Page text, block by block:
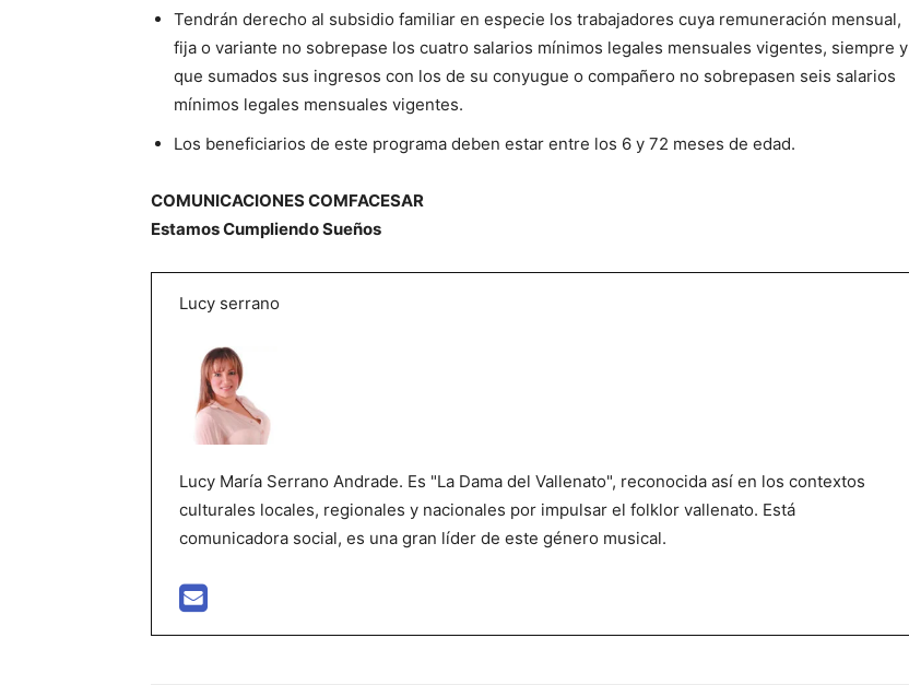
Tendrán derecho al subsidio familiar en especie los trabajadores cuya remuneración mensual,
fija o variante no sobrepase los cuatro salarios mínimos legales mensuales vigentes, siempre y
que sumados sus ingresos con los de su conyugue o compañero no sobrepasen seis salarios
mínimos legales mensuales vigentes.
Los beneficiarios de este programa deben estar entre los 6 y 72 meses de edad.
COMUNICACIONES COMFACESAR
Estamos Cumpliendo Sueños
Lucy serrano
Lucy María Serrano Andrade. Es "La Dama del Vallenato", reconocida así en los contextos
culturales locales, regionales y nacionales por impulsar el folklor vallenato. Está
comunicadora social, es una gran líder de este género musical.